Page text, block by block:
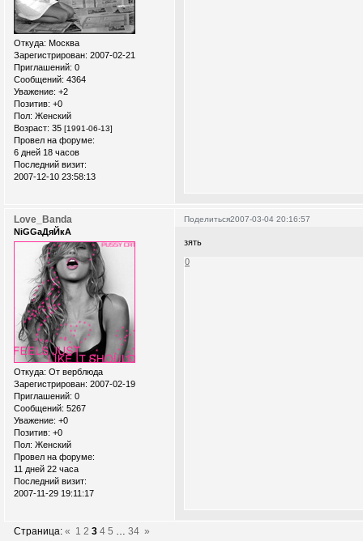
Откуда: Москва
Зарегистрирован: 2007-02-21
Приглашений: 0
Сообщений: 4364
Уважение: +2
Позитив: +0
Пол: Женский
Возраст: 35 [1991-06-13]
Провел на форуме:
6 дней 18 часов
Последний визит:
2007-12-10 23:58:13
Поделиться2007-03-04 20:16:57
Love_Banda
NiGGaДяЙкА
Откуда: От верблюда
Зарегистрирован: 2007-02-19
Приглашений: 0
Сообщений: 5267
Уважение: +0
Позитив: +0
Пол: Женский
Провел на форуме:
11 дней 22 часа
Последний визит:
2007-11-29 19:11:17
зять
0
Страница:« 1 2 3 4 5 34 »